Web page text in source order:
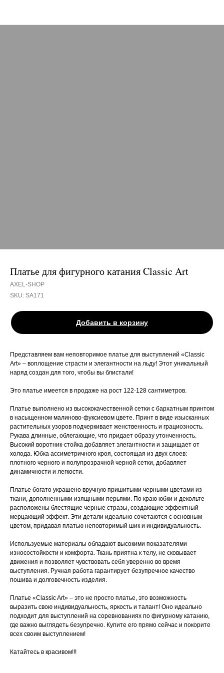
Платье для фигурного катания Classic Art
AXEL-SHOP
SKU: SA171
Добавить в корзину
Представляем вам неповторимое платье для выступлений «Classic
Art» – воплощение страсти и элегантности на льду! Этот уникальный
наряд создан для того, чтобы вы блистали!
Это платье имеется в продаже на рост 122-128 сантиметров.
Платье выполнено из высококачественной сетки с бархатным принтом
в насыщенном малиново-фуксиевом цвете. Принт в виде изысканных
растительных узоров подчеркивает женственность и грациозность.
Рукава длинные, облегающие, что придает образу утонченность.
Высокий воротник-стойка добавляет элегантности и защищает от
холода. Юбка ассиметричного кроя, состоящая из двух слоев:
плотного черного и полупрозрачной черной сетки, добавляет
динамичности и легкости.
Платье богато украшено вручную пришитыми черными цветами из
ткани, дополненными изящными перьями. По краю юбки и декольте
расположены блестящие черные стразы, создающие эффектный
мерцающий эффект. Эти детали идеально сочетаются с основным
цветом, придавая платью неповторимый шик и индивидуальность.
Используемые материалы обладают высокими показателями
износостойкости и комфорта. Ткань приятна к телу, не сковывает
движения и позволяет чувствовать себя уверенно во время
выступления. Ручная работа гарантирует безупречное качество
пошива и долговечность изделия.
Платье «Classic Art» – это не просто платье, это возможность
выразить свою индивидуальность, яркость и талант! Оно идеально
подходит для выступлений на соревнованиях по фигурному катанию,
где важно выглядеть безупречно. Купите его прямо сейчас и покорите
всех своим выступлением!
Катайтесь в красивом!!!